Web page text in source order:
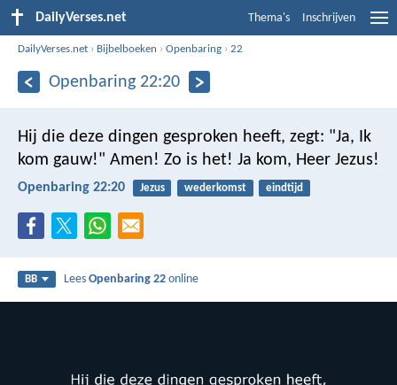
DailyVerses.net Thema's Inschrijven
DailyVerses.net › Bijbelboeken ›Openbaring ›22
Openbaring 22:20
Hij die deze dingen gesproken heeft, zegt: "Ja, Ik
kom gauw!" Amen! Zo is het! Ja kom, Heer Jezus!
Openbaring 22:20 Jezus wederkomst eindtijd
BB LeesOpenbaring 22 online